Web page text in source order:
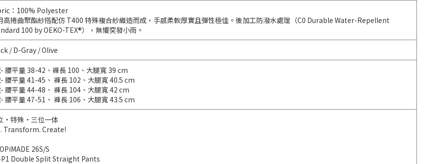
：100% Polyester
高捲曲聚酯紗搭配仿 T400 特殊複合紗織造而成，手感柔軟厚實且彈性極佳。後加工防潑水處理（C0 Durable Water-Repellent
100 by OEKO-TEX®），無懼突發小雨。
/ D-Gray / Olive
腰平量 38-42、褲長 100、大腿寬 39 cm
腰平量 41-45、 褲長 102、大腿寬 40.5 cm
腰平量 44-48、 褲長 104、大腿寬 42 cm
腰平量 47-51、 褲長 106、大腿寬 43.5 cm
·特殊·三位一体
Transform. Create!
26S/S
P1 Double Split Straight Pants